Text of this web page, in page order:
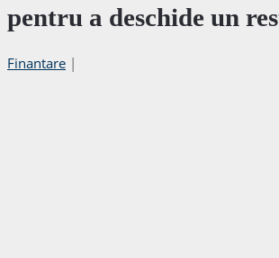
pentru a deschide un
Finantare |